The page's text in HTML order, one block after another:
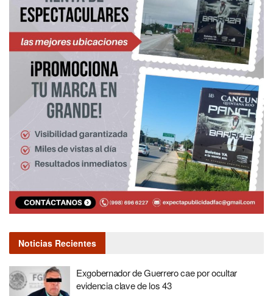
Noticias Recientes
Exgobernador de Guerrero cae por ocultar
evidencia clave de los 43